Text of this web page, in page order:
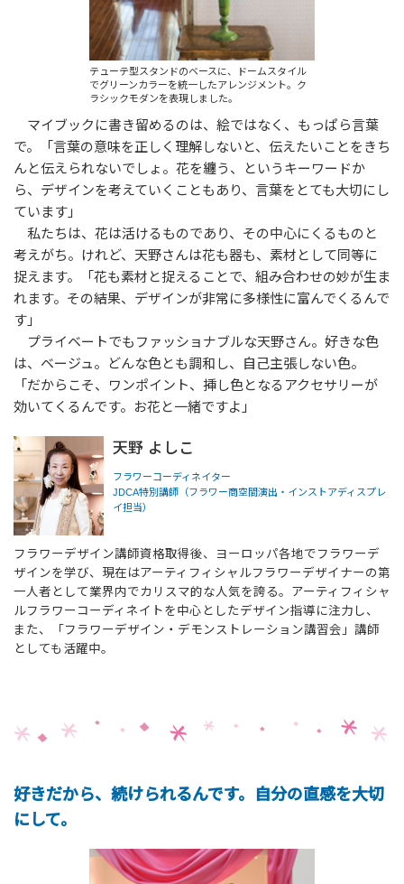
テューテ型スタンドのベースに、ドームスタイル
でグリーンカラーを統一したアレンジメント。ク
ラシックモダンを表現しました。
マイブックに書き留めるのは、絵ではなく、もっぱら言葉
で。「言葉の意味を正しく理解しないと、伝えたいことをきち
んと伝えられないでしょ。花を纏う、というキーワードか
ら、デザインを考えていくこともあり、言葉をとても大切にし
ています」
私たちは、花は活けるものであり、その中心にくるものと
考えがち。けれど、天野さんは花も器も、素材として同等に
捉えます。「花も素材と捉えることで、組み合わせの妙が生ま
れます。その結果、デザインが非常に多様性に富んでくるんで
す」
プライベートでもファッショナブルな天野さん。好きな色
は、ベージュ。どんな色とも調和し、自己主張しない色。
「だからこそ、ワンポイント、挿し色となるアクセサリーが
効いてくるんです。お花と一緒ですよ」
天野 よしこ
フラワーコーディネイター
JDCA特別講師（フラワー商空間演出・インストアディスプレ
イ担当）
フラワーデザイン講師資格取得後、ヨーロッパ各地でフラワーデ
ザインを学び、現在はアーティフィシャルフラワーデザイナーの第
一人者として業界内でカリスマ的な人気を誇る。アーティフィシャ
ルフラワーコーディネイトを中心としたデザイン指導に注力し、
また、「フラワーデザイン・デモンストレーション講習会」講師
としても活躍中。
好きだから、続けられるんです。自分の直感を大切
にして。